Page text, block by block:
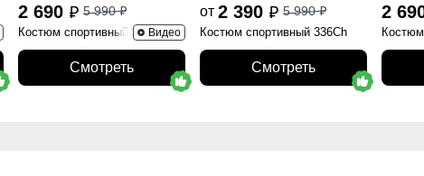
2 690 p 5 990p
Костюм спортивный 330ChВидео
Смотреть
от 2 390 p 5 990p
Костюм спортивный 336Ch
Смотреть
2